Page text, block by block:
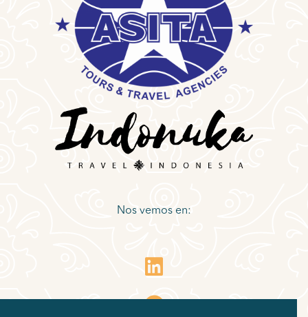
Nos vemos en: